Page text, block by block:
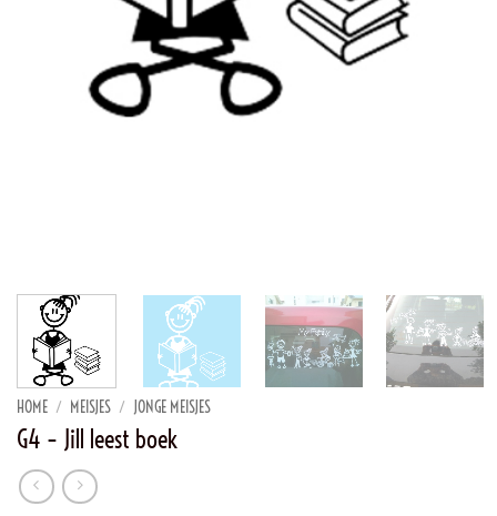
HOME / MEISJES / JONGE MEISJES
G4 – Jill leest boek